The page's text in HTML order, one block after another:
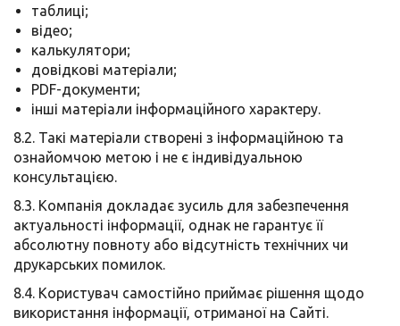
таблиці;
відео;
калькулятори;
довідкові матеріали;
PDF-документи;
інші матеріали інформаційного характеру.
8.2. Такі матеріали створені з інформаційною та
ознайомчою метою і не є індивідуальною
консультацією.
8.3. Компанія докладає зусиль для забезпечення
актуальності інформації, однак не гарантує її
абсолютну повноту або відсутність технічних чи
друкарських помилок.
8.4. Користувач самостійно приймає рішення щодо
використання інформації, отриманої на Сайті.